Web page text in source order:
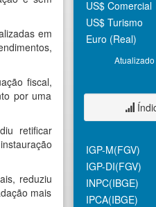
em
fiscal,
por uma
retificar
reduziu
mais
US$ Comercial
US$ Turismo
Euro (Real)
IGP-M(FGV)
IGP-DI(FGV)
INPC(IBGE)
IPCA(IBGE)